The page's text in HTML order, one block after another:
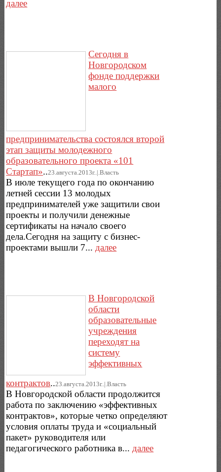
далее
Сегодня в
Новгородском
фонде поддержки
малого
предпринимательства состоялся второй
этап защиты молодежного
образовательного проекта «101
Стартап»..23.августа.2013г..|.Власть
В июле текущего года по окончанию
летней сессии 13 молодых
предпринимателей уже защитили свои
проекты и получили денежные
сертификаты на начало своего
дела.Сегодня на защиту с бизнес-
проектами вышли 7... далее
В Новгородской
области
образовательные
учреждения
переходят на
систему
эффективных
контрактов..23.августа.2013г..|.Власть
В Новгородской области продолжится
работа по заключению «эффективных
контрактов», которые четко определяют
условия оплаты труда и «социальный
пакет» руководителя или
педагогического работника в...далее